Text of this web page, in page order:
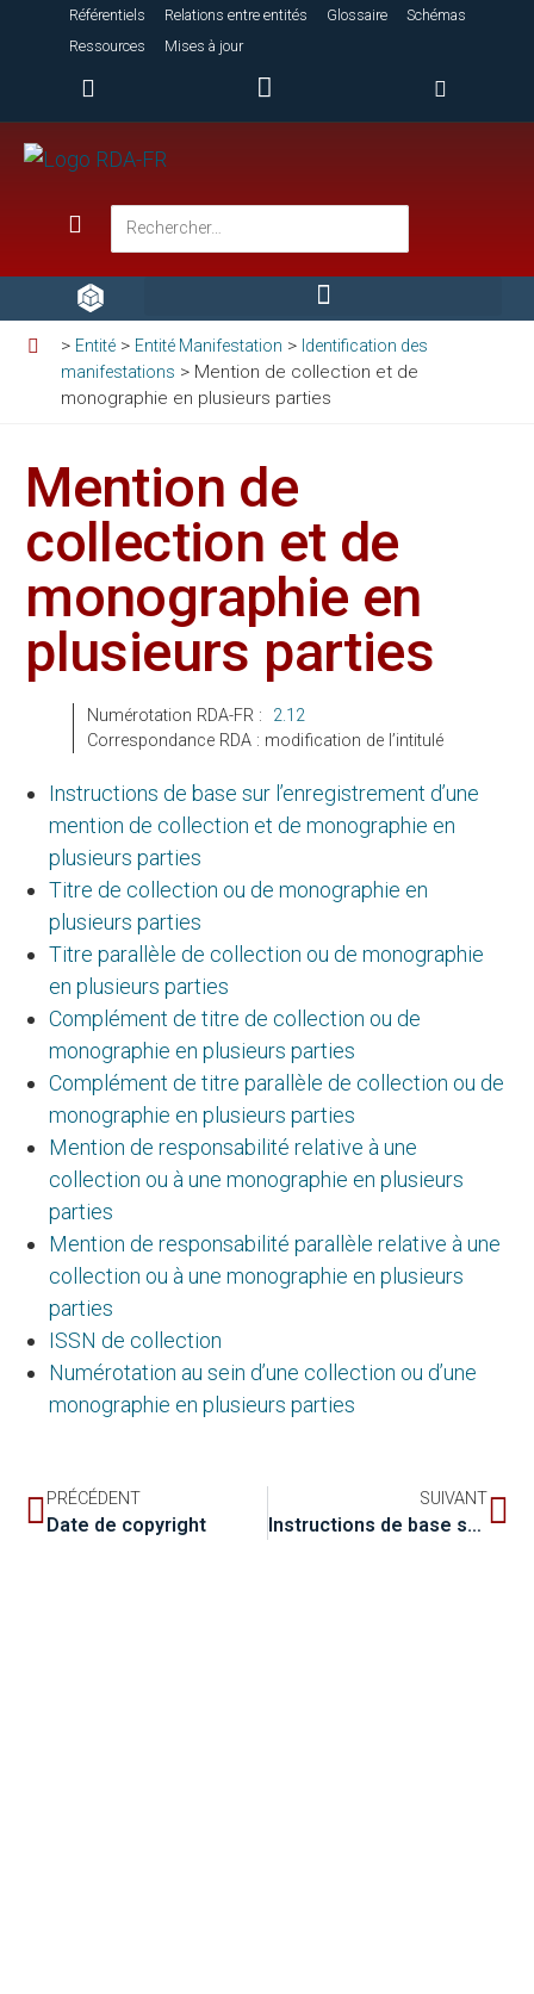
Référentiels Relations entre entités Glossaire
Schémas
Ressources
Mises à jour
Entité > Entité Manifestation > Identification des
manifestations > Mention de collection et de
monographie en plusieurs parties
Mention de
collection et de
monographie en
plusieurs parties
Numérotation RDA-FR : 2.12
Correspondance RDA : modification de l’intitulé
Instructions de base sur l’enregistrement d’une
mention de collection et de monographie en
plusieurs parties
Titre de collection ou de monographie en
plusieurs parties
Titre parallèle de collection ou de monographie
en plusieurs parties
Complément de titre de collection ou de
monographie en plusieurs parties
Complément de titre parallèle de collection ou de
monographie en plusieurs parties
Mention de responsabilité relative à une
collection ou à une monographie en plusieurs
parties
Mention de responsabilité parallèle relative à une
collection ou à une monographie en plusieurs
parties
ISSN de collection
Numérotation au sein d’une collection ou d’une
monographie en plusieurs parties
PRÉCÉDENT
Date de copyright
SUIVANT
Instructions de base sur l’enregistrement d’une mention de collection et de monographie en plusieurs parties